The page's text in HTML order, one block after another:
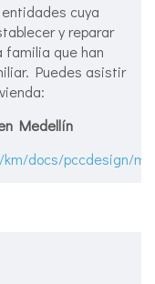
cuya
y reparar
familia que han
Puedes asistir
Medellín
docs/pccdesign/